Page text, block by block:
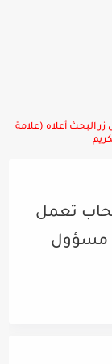
البحث أعلاه (علامة
تعمل
مسؤول